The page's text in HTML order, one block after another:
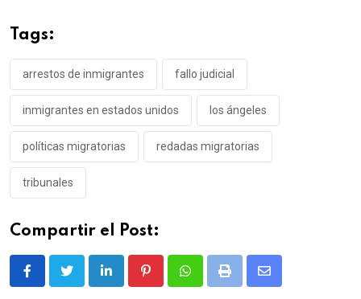
Tags:
arrestos de inmigrantes fallo judicial
inmigrantes en estados unidos los ángeles
políticas migratorias redadas migratorias
tribunales
Compartir el Post:
LinkedIn PinterestWhatsappPrint
Share